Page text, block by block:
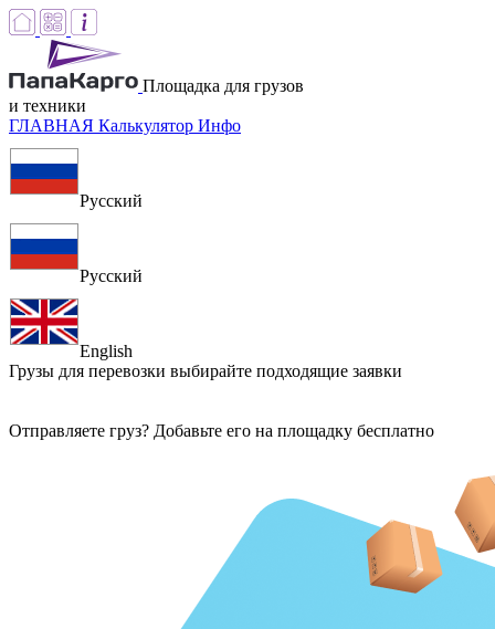
Площадка для грузов
и техники
ГЛАВНАЯ Калькулятор Инфо
Русский
Русский
English
Грузы для перевозки выбирайте подходящие заявки
Отправляете груз? Добавьте его на площадку бесплатно